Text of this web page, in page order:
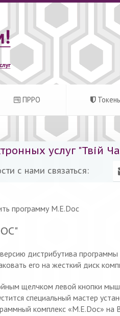
ПРРО
услуг "Твій
с нами связаться:
программу M.E.Doc
дистрибутива программы
его на жесткий диск
щелчком левой кнопки
специальный мастер
комплекс «M.E.Doc» на